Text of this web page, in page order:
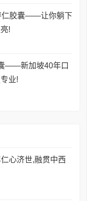
仁胶囊——让你躺下
!
——新加坡40年口
业!
心济世,融贯中西